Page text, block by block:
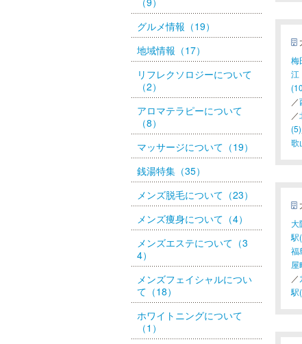
グルメ情報（19）
地域情報（17）
リフレクソロジーについて
（2）
アロマテラピーについて
（8）
マッサージについて（19）
銭湯特集（35）
メンズ脱毛について（23）
メンズ痩身について（4）
メンズエステについて（3
4）
メンズフェイシャルについ
て（18）
ホワイトニングについて
（1）
梅
江
／
／
(5)
歌
大
駅
福
屋
／
駅